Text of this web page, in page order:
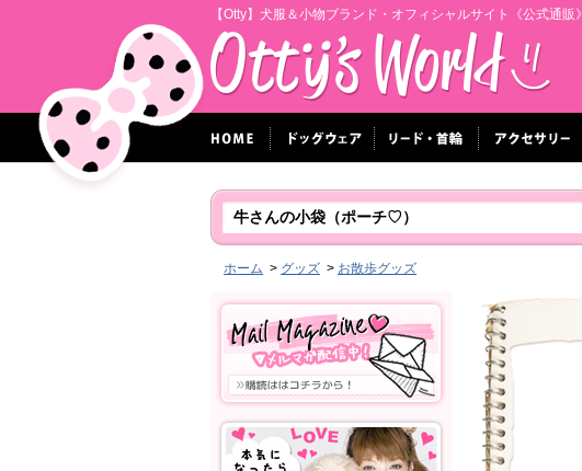
【Otty】犬服＆小物ブランド・オフィシャルサイト《公式通販》
牛さんの小袋（ポーチ♡）
ホーム > グッズ > お散歩グッズ